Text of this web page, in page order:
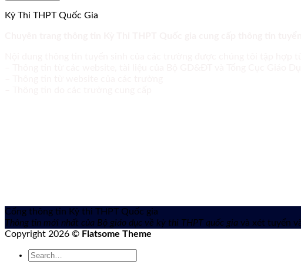
Kỳ Thi THPT Quốc Gia
Cổng thông tin Kỳ thi THPT Quốc gia
Thông tin mới nhất của Bộ giáo dục về kỳ thi THPT quốc gia và xét tuyển
Copyright 2026 © Flatsome Theme